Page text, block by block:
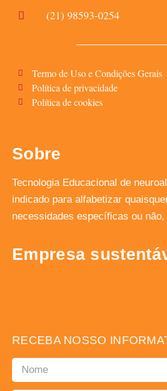
(21) 98593-0254
Termo de Uso e Condições Gerais
Política de privacidade
Política de cookies
Sobre
Tecnologia Educacional de
indicado para alfabetizar
necessidades específicas ou não,
Empresa
RECEBA NOSSO